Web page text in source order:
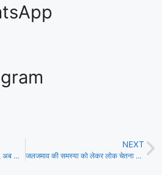
वोटर अधिकार यात्रा से भाजपा बेचैन, अब दिन गिनना करे शुरू – एजाज अहमद!
NEXT
जलजमाव की समस्या को लेकर लोक चेतना दल ने मंत्री के आवास का घेराव कर किया प्रदर्शन!